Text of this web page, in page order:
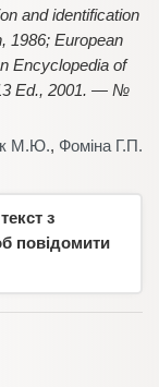
and identification
1986; European
Encyclopedia of
Ed., 2001. — №
М.Ю., Фоміна Г.П.
з
повідомити